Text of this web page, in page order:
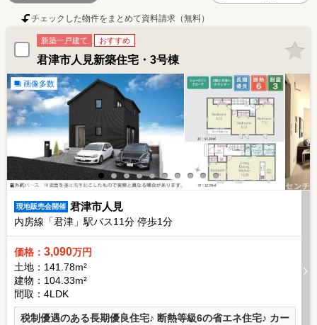
チェックした物件をまとめて資料請求（無料）
新築一戸建て おすすめ
君津市人見新築住宅・3号棟
画像多数
現地販売会開催 君津市人見
内房線「君津」駅バス11分 停歩1分
価格： 3,090万円
土地：141.78m²
建物：104.33m²
間取：4LDK
税制優遇のある長期優良住宅♪ 断熱等級6の省エネ住宅♪ カー